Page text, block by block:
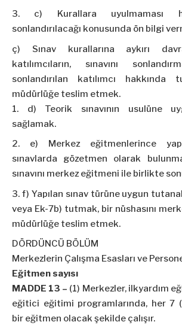
c) Kurallara uyulmaması
sonlandırılacağı konusunda ön bilgi
ç) Sınav kurallarına aykırı
katılımcıların, sınavını
sonlandırılan katılımcı
müdürlüğe teslim etmek.
d) Teorik sınavının usulüne
sağlamak.
e) Merkez eğitmenlerince
sınavlarda gözetmen olarak
sınavını merkez eğitmeni ile birlikte
f) Yapılan sınav türüne uygun
veya Ek-7b) tutmak, bir nüshasını
müdürlüğe teslim etmek.
DÖRDÜNCÜ BÖLÜM
Merkezlerin Çalışma Esasları ve
Eğitmen sayısı
MADDE 13 – (1) Merkezler, ilkyardım
eğitici eğitimi programlarında, her 7
bir eğitmen olacak şekilde çalışır.